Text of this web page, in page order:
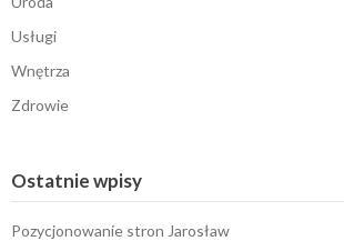
Usługi
Wnętrza
Zdrowie
Ostatnie wpisy
Pozycjonowanie stron Jarosław